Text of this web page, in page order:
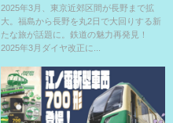
き』の強者現る⁉
2025年3月、東京近郊区間が長野まで拡
大。福島から長野を丸2日で大回りする新
たな旅が話題に。鉄道の魅力再発見！
2025年3月ダイヤ改正に...